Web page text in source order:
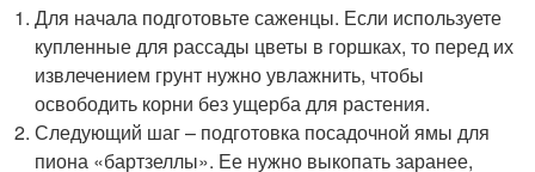
Для начала подготовьте саженцы. Если используете
купленные для рассады цветы в горшках, то перед их
извлечением грунт нужно увлажнить, чтобы
освободить корни без ущерба для растения.
Следующий шаг – подготовка посадочной ямы для
пиона «бартзеллы». Ее нужно выкопать заранее,